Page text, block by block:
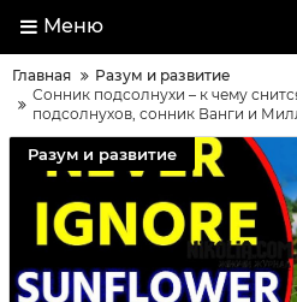
Меню
Главная
Разум и развитие
Сонник подсолнухи – к чему
подсолнухов, сонник Ванги и
Разум и развитие